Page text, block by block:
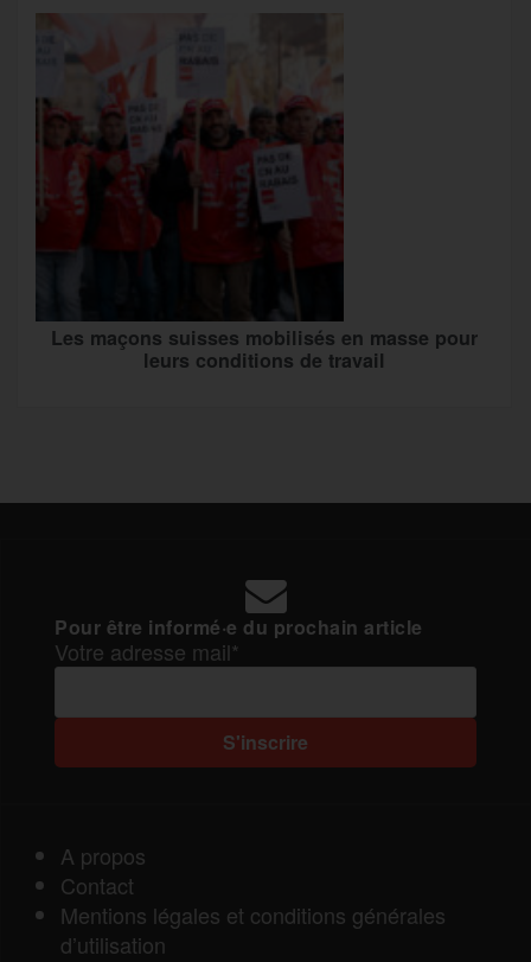
Les maçons suisses mobilisés en masse pour
leurs conditions de travail
Pour être informé·e du prochain article
Votre adresse mail*
A propos
Contact
Mentions légales et conditions générales
d’utilisation